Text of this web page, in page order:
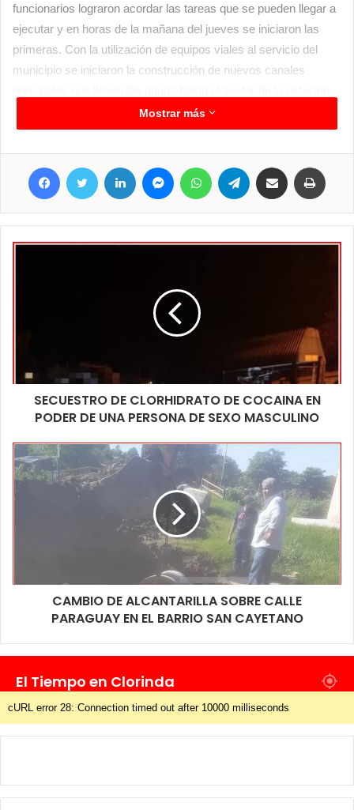
funcionarios lograron acordar las tareas que se pueden llegar a
ejecutar y en horas de la mañana del jueves se iniciaron las
primeras. Con la utilización de equipos viales al servicio del
municipio se iniciaron la construcción de nuevos canales
de bombeo ubicada a metros.
Una excavadora fue ingresando al sector para la realización de
un canal que ayude a llevar el agua directamente hasta la zona
de estación de bombeo, una estación de bombeo que fue
actualizada no hace mucho tiempo mediante inversiones del
gobierno provincial, tal como sucediera con otras estaciones de
posibles, siempre teniendo en cuenta que se tratan de zonas
bajas y que no están en condiciones para ser habitables pero la
necesidad y el crecimiento poblacional hacen que se utilicen
Mostrar más
Facebook Twitter LinkedIn MessengerWhatsApp Telegram Compartir por correo electrónico
SECUESTRO DE CLORHIDRATO DE COCAINA EN
PODER DE UNA PERSONA DE SEXO MASCULINO
CAMBIO DE ALCANTARILLA SOBRE CALLE
PARAGUAY EN EL BARRIO SAN CAYETANO
El Tiempo en Clorinda
cURL error 28: Connection timed out after 10000 milliseconds